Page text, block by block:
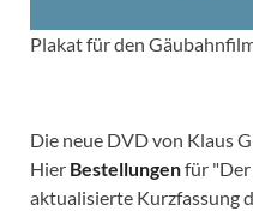
Plakat für den
Die neue DVD von Klaus
Hier Bestellungenfür "Der
aktualisierte Kurzfassung